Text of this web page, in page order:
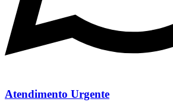
Atendimento Urgente